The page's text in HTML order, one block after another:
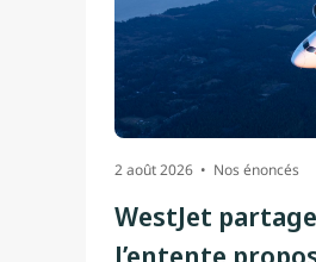
2 août 2026 Nos énoncés
WestJet
l’entente